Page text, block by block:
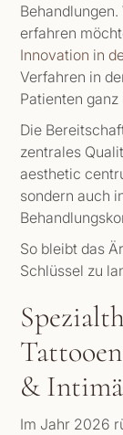
erfahren
Innovation in
Verfahren in
Patienten
Die
zentrales
aesthetic
sondern auch
So bleibt das
Schlüssel zu
&
Im Jahr 2026